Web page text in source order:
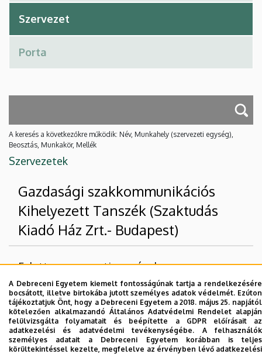
A keresés a következőkre működik: Név, Munkahely (szervezeti egység),
Beosztás, Munkakör, Mellék
Szervezetek
Gazdasági szakkommunikációs
Kihelyezett Tanszék (Szaktudás
Kiadó Ház Zrt.- Budapest)
Felettes szervezeti egységek
Debreceni Egyetem
Gazdaságtudományi Kar
Nincs találat.
A Debreceni Egyetem kiemelt fontosságúnak tartja a rendelkezésére
bocsátott, illetve birtokába jutott személyes adatok védelmét. Ezúton
tájékoztatjuk Önt, hogy a Debreceni Egyetem a 2018. május 25. napjától
kötelezően alkalmazandó Általános Adatvédelmi Rendelet alapján
felülvizsgálta folyamatait és beépítette a GDPR előírásait az
adatkezelési és adatvédelmi tevékenységébe. A felhasználók
személyes adatait a Debreceni Egyetem korábban is teljes
körültekintéssel kezelte, megfelelve az érvényben lévő adatkezelési